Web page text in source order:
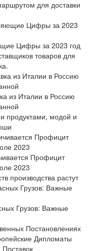
для доставки
Цифры за 2023 год
товаров для
из Италии в Россию
продуктами, модой и
Профицит
2023
производства растут
Грузов: Важные
Постановлениях